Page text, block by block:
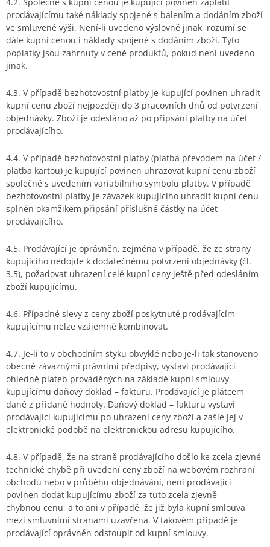
prodávajícímu také náklady spojené s balením a dodáním zboží
ve smluvené výši. Není-li uvedeno výslovně jinak, rozumí se
dále kupní cenou i náklady spojené s dodáním zboží. Tyto
poplatky jsou zahrnuty v ceně produktů, pokud není uvedeno
jinak.
4.3. V případě bezhotovostní platby je kupující povinen uhradit
kupní cenu zboží nejpozději do 3 pracovních dnů od potvrzení
objednávky. Zboží je odesláno až po připsání platby na účet
prodávajícího.
4.4. V případě bezhotovostní platby (platba převodem na účet /
platba kartou) je kupující povinen uhrazovat kupní cenu zboží
společně s uvedením variabilního symbolu platby. V případě
bezhotovostní platby je závazek kupujícího uhradit kupní cenu
splněn okamžikem připsání příslušné částky na účet
prodávajícího.
4.5. Prodávající je oprávněn, zejména v případě, že ze strany
kupujícího nedojde k dodatečnému potvrzení objednávky (čl.
3.5), požadovat uhrazení celé kupní ceny ještě před odesláním
zboží kupujícímu.
4.6. Případné slevy z ceny zboží poskytnuté prodávajícím
kupujícímu nelze vzájemně kombinovat.
4.7. Je-li to v obchodním styku obvyklé nebo je-li tak stanoveno
obecně závaznými právními předpisy, vystaví prodávající
ohledně plateb prováděných na základě kupní smlouvy
kupujícímu daňový doklad – fakturu. Prodávající je plátcem
daně z přidané hodnoty. Daňový doklad – fakturu vystaví
prodávající kupujícímu po uhrazení ceny zboží a zašle jej v
elektronické podobě na elektronickou adresu kupujícího.
4.8. V případě, že na straně prodávajícího došlo ke zcela zjevné
technické chybě při uvedení ceny zboží na webovém rozhraní
obchodu nebo v průběhu objednávání, není prodávající
povinen dodat kupujícímu zboží za tuto zcela zjevně
chybnou cenu, a to ani v případě, že již byla kupní smlouva
mezi smluvními stranami uzavřena. V takovém případě je
prodávající oprávněn odstoupit od kupní smlouvy.